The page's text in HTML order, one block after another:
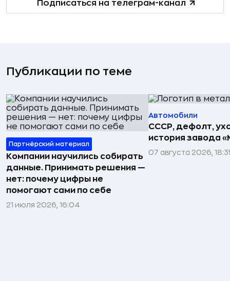
Подписаться на телеграм-канал
Публикации по теме
Партнёрский материал
Компании научились собирать
данные. Принимать решения —
нет: почему цифры не
помогают сами по себе
21 июля 2026, 16:04
Автомобили
СССР, дефолт,
история завода
07 августа 2026,